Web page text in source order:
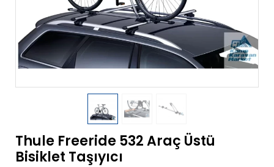
Thule Freeride 532 Araç Üstü
Bisiklet Taşıyıcı